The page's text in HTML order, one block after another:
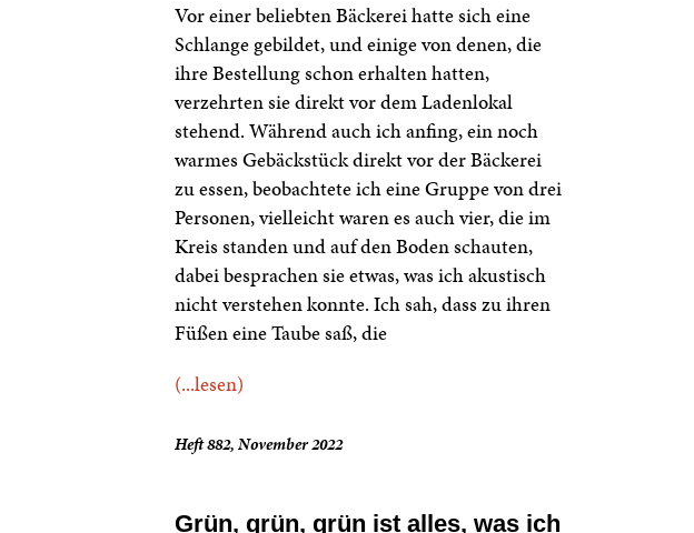
Vor einer beliebten Bäckerei hatte sich eine
Schlange gebildet, und einige von denen, die
ihre Bestellung schon erhalten hatten,
verzehrten sie direkt vor dem Ladenlokal
stehend. Während auch ich anfing, ein noch
warmes Gebäckstück direkt vor der Bäckerei
zu essen, beobachtete ich eine Gruppe von drei
Personen, vielleicht waren es auch vier, die im
Kreis standen und auf den Boden schauten,
dabei besprachen sie etwas, was ich akustisch
nicht verstehen konnte. Ich sah, dass zu ihren
Füßen eine Taube saß, die
(...lesen)
Heft 882, November 2022
Grün, grün, grün ist alles, was ich